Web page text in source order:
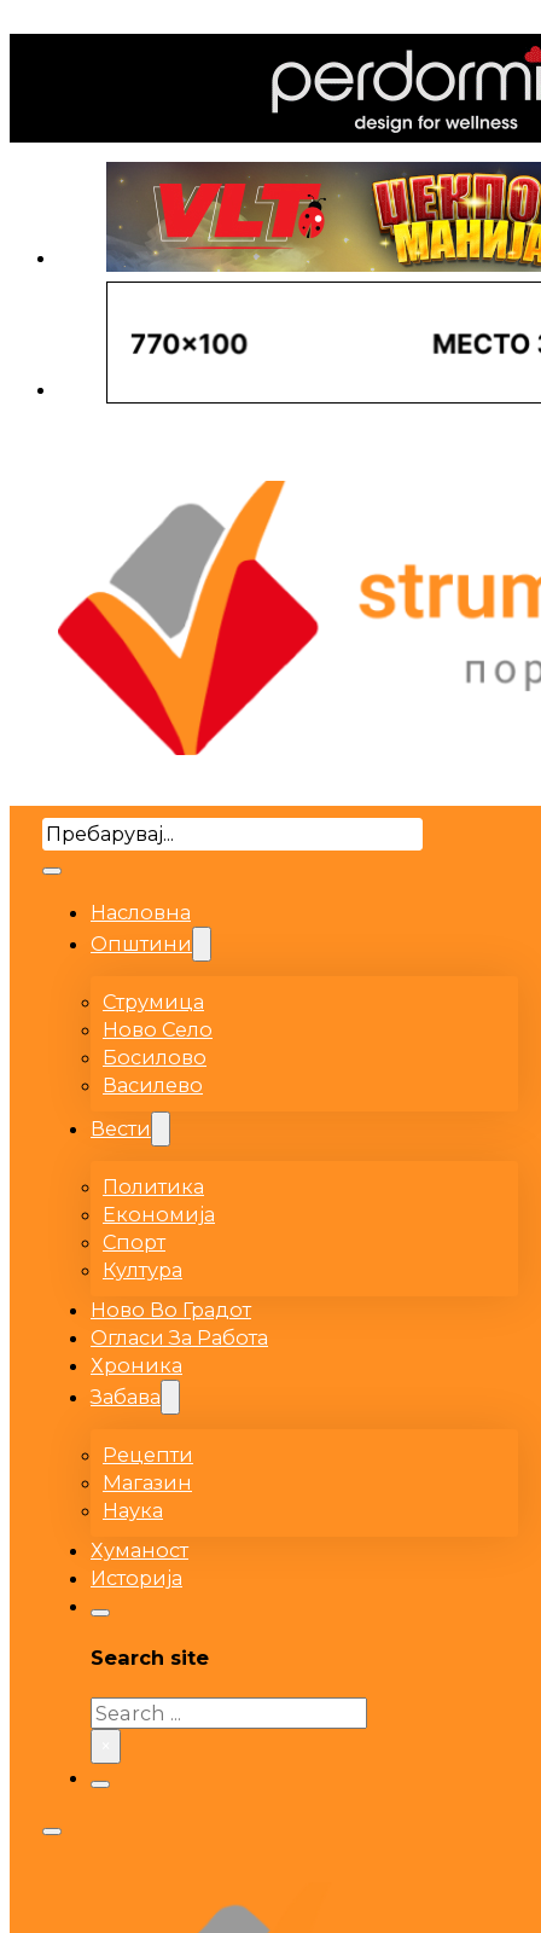
Search
Насловна
Општини
Струмица
Ново Село
Босилово
Василево
Вести
Политика
Економија
Спорт
Култура
Ново Во Градот
Огласи За Работа
Хроника
Забава
Рецепти
Магазин
Наука
Хуманост
Историја
Search site
Search